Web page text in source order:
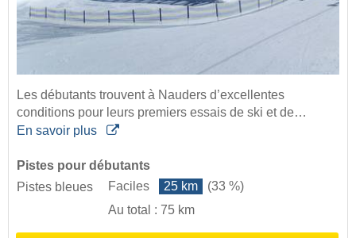
Les débutants trouvent à Nauders d’excellentes
conditions pour leurs premiers essais de ski et de…
En savoir plus
Pistes pour débutants
Pistes bleues
Faciles 25 km
(33 %)
Au total : 75 km